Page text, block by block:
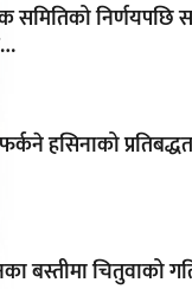
समितिको
हसिनाको
बस्तीमा चितुवाको